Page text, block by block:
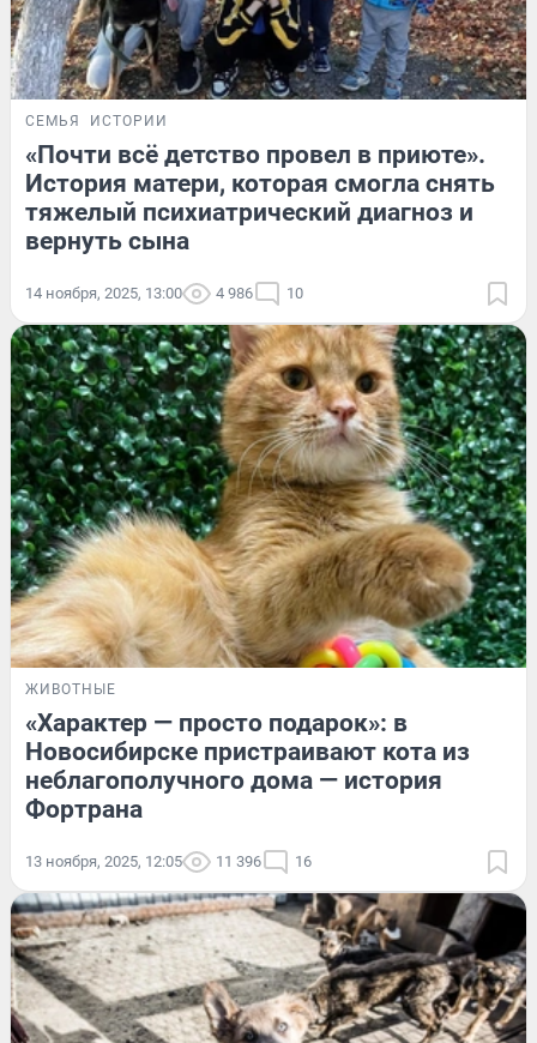
СЕМЬЯ ИСТОРИИ
«Почти всё детство провел в приюте».
История матери, которая смогла снять
тяжелый психиатрический диагноз и
вернуть сына
14 ноября, 2025, 13:00 4 986 10
ЖИВОТНЫЕ
«Характер — просто подарок»: в
Новосибирске пристраивают кота из
неблагополучного дома — история
Фортрана
13 ноября, 2025, 12:05 11 396 16